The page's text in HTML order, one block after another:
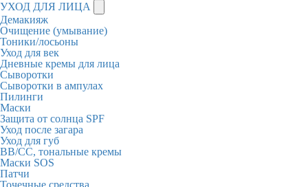
УХОД ДЛЯ ЛИЦА
Демакияж
Очищение (умывание)
Тоники/лосьоны
Уход для век
Дневные кремы для лица
Сыворотки
Сыворотки в ампулах
Пилинги
Маски
Защита от солнца SPF
Уход после загара
Уход для губ
BB/CC, тональные кремы
Маски SOS
Патчи